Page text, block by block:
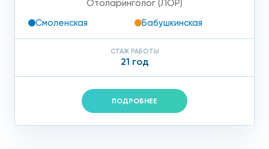
Отоларинголог (ЛОР)
Смоленская
Бабушкинская
СТАЖ РАБОТЫ
21 год
ПОДРОБНЕЕ